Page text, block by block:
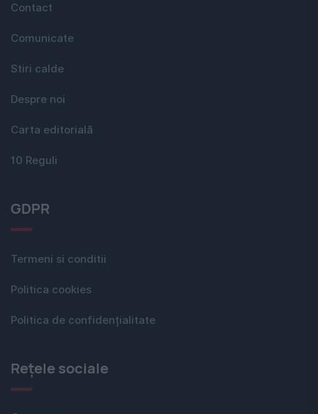
Contact
Comunicate
Stiri calde
Despre noi
Carta editorială
10 Reguli
GDPR
Termeni si conditii
Politica cookies
Politica de confidențialitate
Rețele sociale